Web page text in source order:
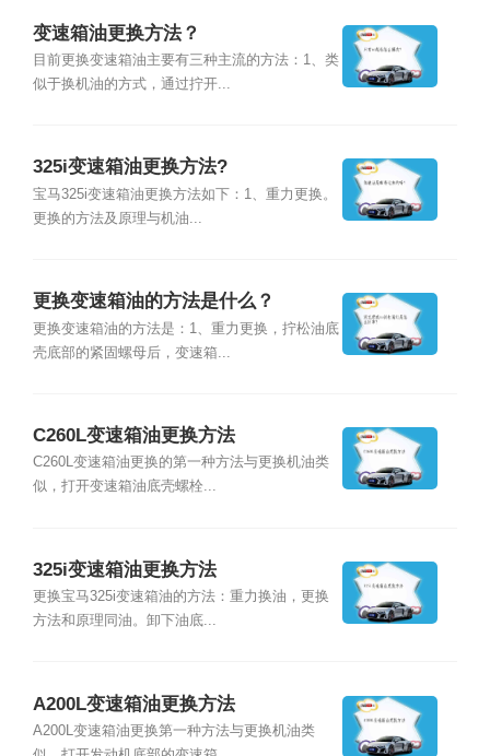
变速箱油更换方法？
目前更换变速箱油主要有三种主流的方法：1、类
似于换机油的方式，通过拧开...
325i变速箱油更换方法?
宝马325i变速箱油更换方法如下：1、重力更换。
更换的方法及原理与机油...
更换变速箱油的方法是什么？
更换变速箱油的方法是：1、重力更换，拧松油底
壳底部的紧固螺母后，变速箱...
C260L变速箱油更换方法
C260L变速箱油更换的第一种方法与更换机油类
似，打开变速箱油底壳螺栓...
325i变速箱油更换方法
更换宝马325i变速箱油的方法：重力换油，更换
方法和原理同油。卸下油底...
A200L变速箱油更换方法
A200L变速箱油更换第一种方法与更换机油类